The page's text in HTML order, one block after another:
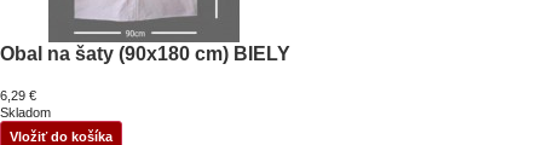
Obal na šaty (90x180 cm) BIELY
6,29 €
Skladom
Vložiť do košíka